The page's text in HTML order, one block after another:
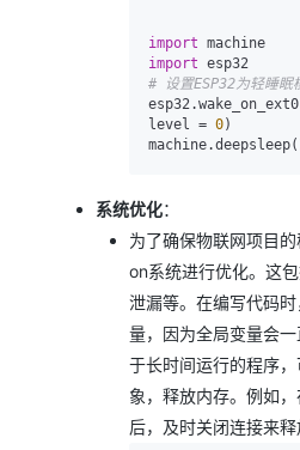
import
import
# 设置ESP32为轻睡眠
level = 0)
machine.deepsleep(
系统优化：
为了确保物联网项目
on系统进行优化。这
泄漏等。在编写代码
量，因为全局变量会
于长时间运行的程序
象，释放内存。例如
后，及时关闭连接来释